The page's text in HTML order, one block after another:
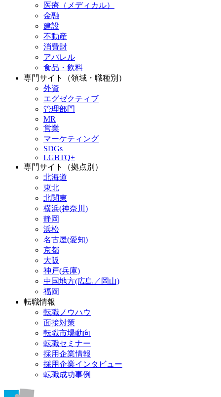
医療（メディカル）
金融
建設
不動産
消費財
アパレル
食品・飲料
専門サイト（領域・職種別）
外資
エグゼクティブ
管理部門
MR
営業
マーケティング
SDGs
LGBTQ+
専門サイト（拠点別）
北海道
東北
北関東
横浜(神奈川)
静岡
浜松
名古屋(愛知)
京都
大阪
神戸(兵庫)
中国地方(広島／岡山)
福岡
転職情報
転職ノウハウ
面接対策
転職市場動向
転職セミナー
採用企業情報
採用企業インタビュー
転職成功事例